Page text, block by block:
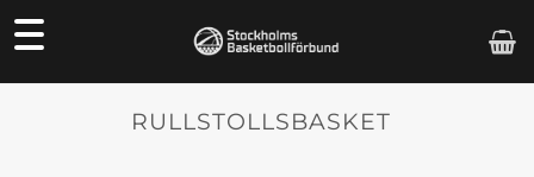
Skip
to
RULLSTOLLSBASKET